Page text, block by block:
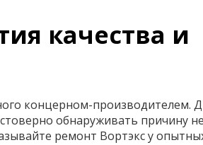
качества и
концерном-производителем.
обнаруживать причину
ремонт Вортэкс у